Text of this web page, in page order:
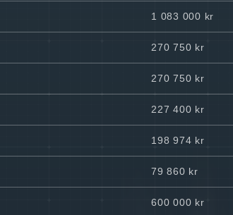
1 083 000 kr
270 750 kr
270 750 kr
227 400 kr
198 974 kr
79 860 kr
600 000 kr